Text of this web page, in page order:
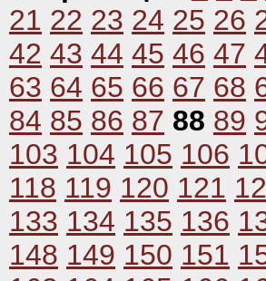
21 22 23 24 25 26
42 43 44 45 46 47
63 64 65 66 67 68
84 85 86 87 88 89
103 104 105 106
118 119 120 121
133 134 135 136
148 149 150 151